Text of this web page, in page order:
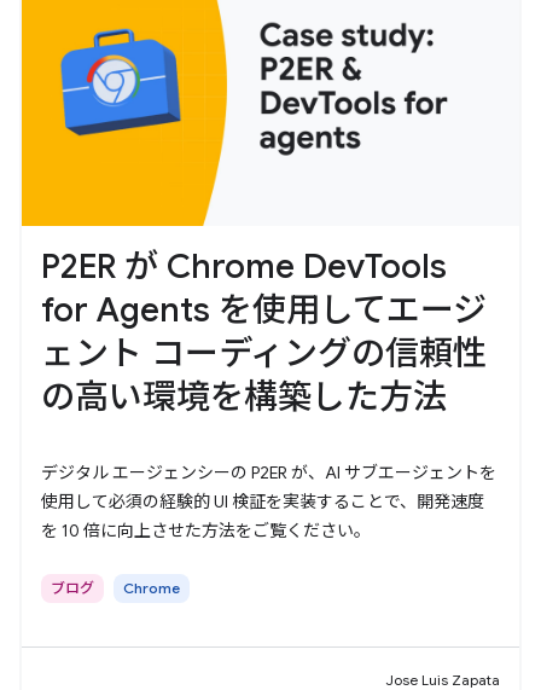
P2ER が Chrome DevTools
for Agents を使用してエージ
ェント コーディングの信頼性
の高い環境を構築した方法
デジタル エージェンシーの P2ER が、AI サブエージェントを
使用して必須の経験的 UI 検証を実装することで、開発速度
を 10 倍に向上させた方法をご覧ください。
ブログ Chrome
Jose Luis Zapata